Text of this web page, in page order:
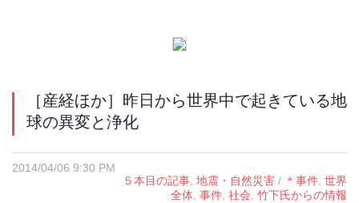
［産経ほか］昨日から世界中で起きている地
球の異変と浄化
2014/04/06 9:30 PM
５本目の記事, 地震・自然災害 / ＊事件, 世界
全体, 事件, 社会, 竹下氏からの情報